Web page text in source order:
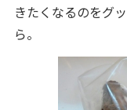
きたくなるのをグ
ら。